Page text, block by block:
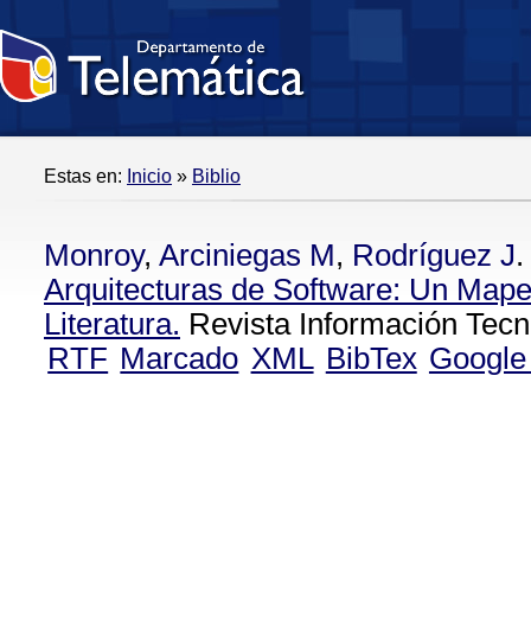
Estas en: Inicio » Biblio
Monroy, Arciniegas M, Rodríguez J.
Arquitecturas de Software: Un
Literatura. Revista Información
RTF Marcado XML BibTex